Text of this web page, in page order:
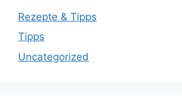
Rezepte & Tipps
Tipps
Uncategorized